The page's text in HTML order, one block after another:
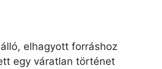
elhagyott forráshoz
egy váratlan történet